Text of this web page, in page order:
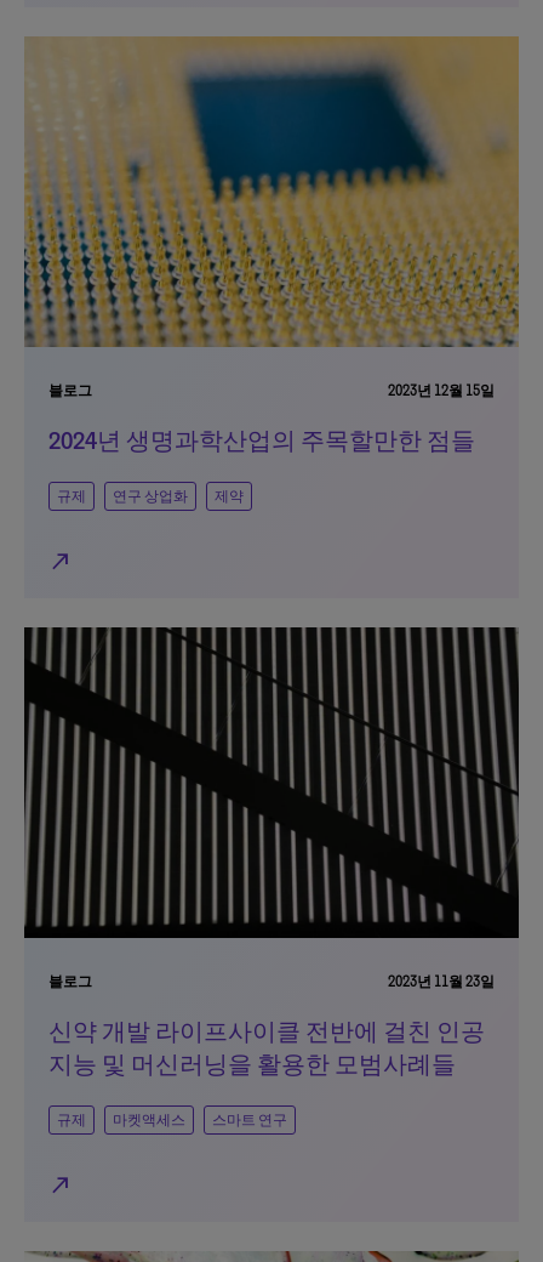
블로그 2023년 12월 15일
2024년 생명과학산업의 주목할만한 점들
규제 연구 상업화 제약
north_east
블로그 2023년 11월 23일
신약 개발 라이프사이클 전반에 걸친 인공
지능 및 머신러닝을 활용한 모범사례들
규제 마켓액세스 스마트 연구
north_east